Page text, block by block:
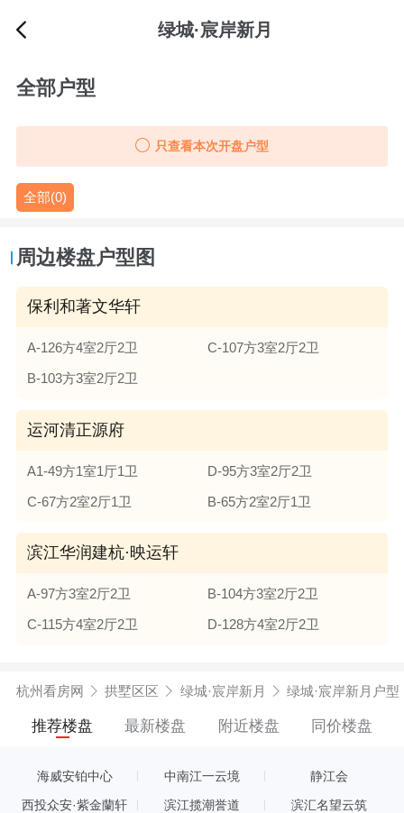
绿城·宸岸新月
全部户型
只查看本次开盘户型
全部(0)
周边楼盘户型图
保利和著文华轩
A-126方4室2厅2卫
C-107方3室2厅2卫
B-103方3室2厅2卫
运河清正源府
A1-49方1室1厅1卫
D-95方3室2厅2卫
C-67方2室2厅1卫
B-65方2室2厅1卫
滨江华润建杭·映运轩
A-97方3室2厅2卫
B-104方3室2厅2卫
C-115方4室2厅2卫
D-128方4室2厅2卫
杭州看房网 拱墅区区 绿城·宸岸新月 绿城·宸岸新月户型
推荐楼盘 最新楼盘 附近楼盘 同价楼盘
海威安铂中心 中南江一云境 静江会
西投众安·紫金蘭轩 滨江揽潮誉道 滨汇名望云筑